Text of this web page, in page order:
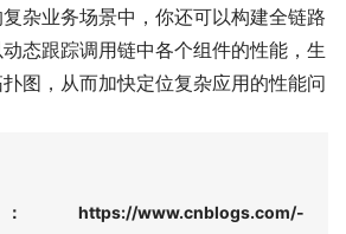
杂业务场景中，你还可以构建全链路
态跟踪调用链中各个组件的性能，生
图，从而加快定位复杂应用的性能问
www.cnblogs.com/-